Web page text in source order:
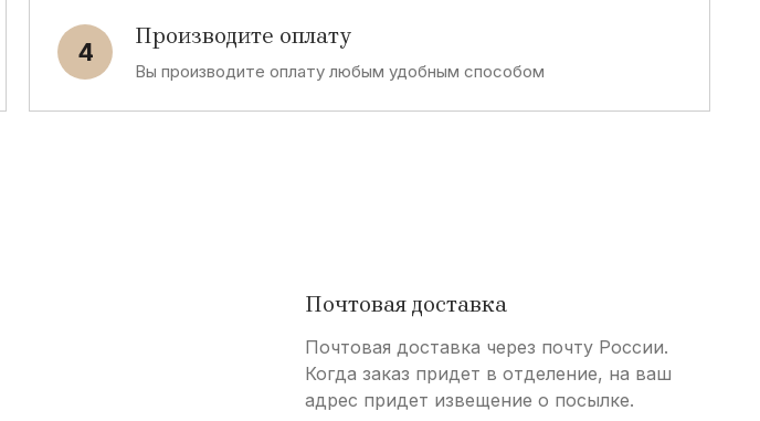
4
Производите оплату
Вы производите оплату любым удобным способом
Почтовая доставка
Почтовая доставка через почту России.
Когда заказ придет в отделение, на ваш
адрес придет извещение о посылке.